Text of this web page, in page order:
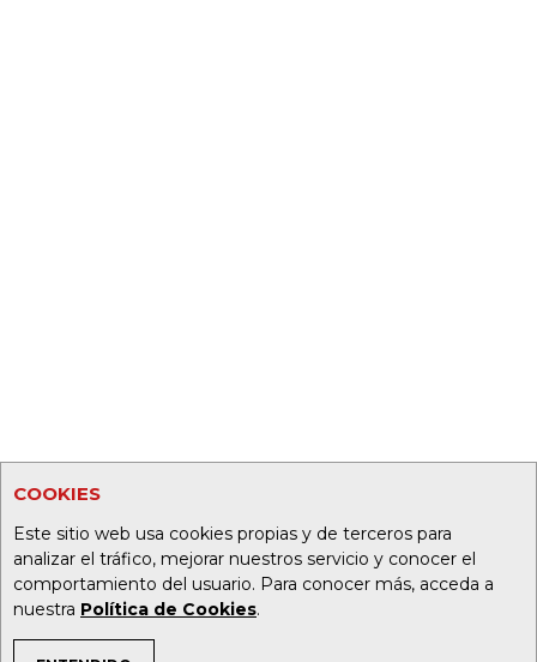
COOKIES
Este sitio web usa cookies propias y de terceros para
analizar el tráfico, mejorar nuestros servicio y conocer el
comportamiento del usuario. Para conocer más, acceda a
nuestra Política de Cookies.